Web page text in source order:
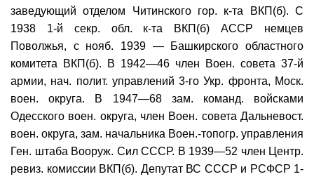
заведующий отделом Читинского гор. к-та ВКП(б). С
1938 1-й секр. обл. к-та ВКП(б) АССР немцев
Поволжья, с нояб. 1939 — Башкирского областного
комитета ВКП(б). В 1942—46 член Воен. совета 37-й
армии, нач. полит. управлений 3-го Укр. фронта, Моск.
воен. округа. В 1947—68 зам. команд. войсками
Одесского воен. округа, член Воен. совета Дальневост.
воен. округа, зам. начальника Воен.-топогр. управления
Ген. штаба Вооруж. Сил СССР. В 1939—52 член Центр.
ревиз. комиссии ВКП(б). Депутат ВС СССР и РСФСР 1-